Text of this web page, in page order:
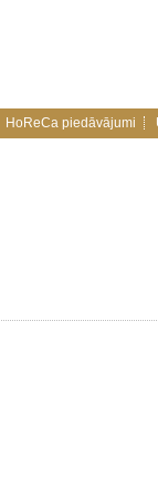
HoReCa piedāvājumi